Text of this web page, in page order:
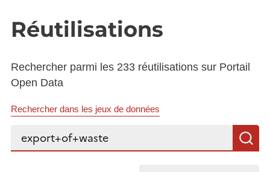
Réutilisations
Rechercher parmi les 233 réutilisations sur Portail
Open Data
Rechercher dans les jeux de données
Rechercher...